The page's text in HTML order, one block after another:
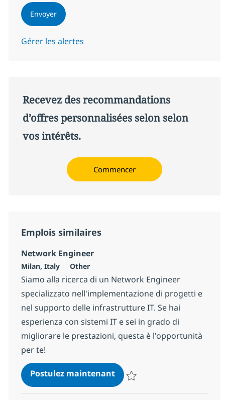
Envoyer
Gérer les alertes
Recevez des recommandations
d’offres personnalisées selon selon
vos intérêts.
Commencer
Emplois similaires
Network Engineer
Localisation
Milan, Italy Catégorie
Other
Siamo alla ricerca di un Network Engineer
specializzato nell'implementazione di progetti e
nel supporto delle infrastrutture IT. Se hai
esperienza con sistemi IT e sei in grado di
migliorare le prestazioni, questa è l'opportunità
per te!
Postulez maintenantNetwork Engineer